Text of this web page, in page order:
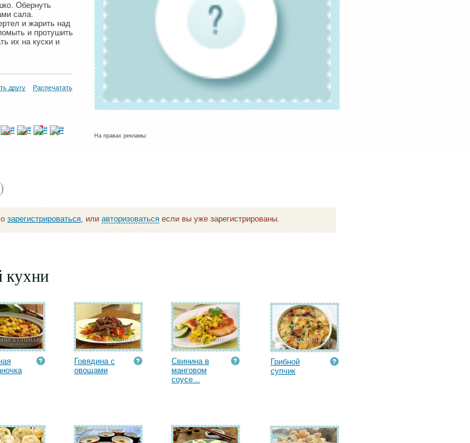
Обернуть
сала.
и жарить над
и протушить
их на куски и
другу Распечатать
На правах рекламы:
)
зарегистрироваться, или авторизоваться если вы уже зарегистрированы.
кухни
Говядина с
овощами
Свинина в
манговом
соусе...
Грибной
супчик